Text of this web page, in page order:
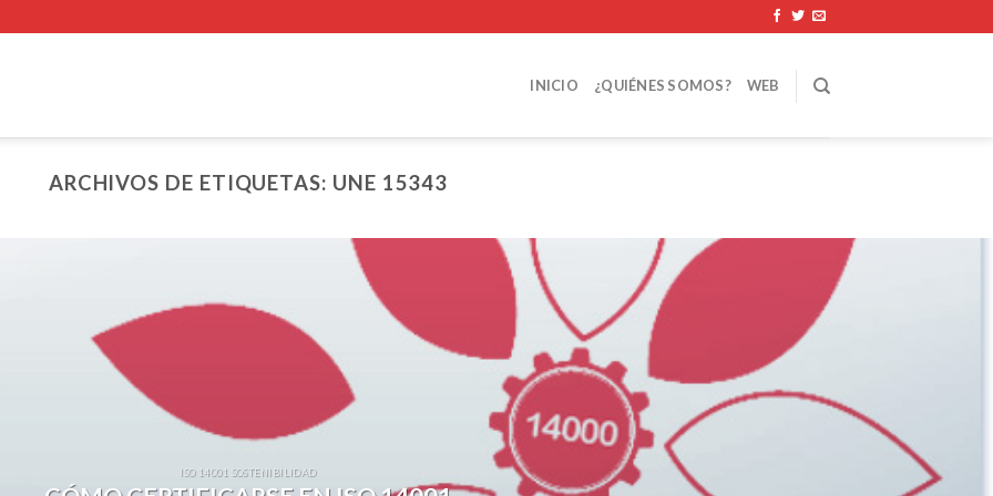
INICIO ¿QUIÉNES SOMOS? WEB
ARCHIVOS DE ETIQUETAS: UNE 15343
ISO 14001 SOSTENIBILIDAD